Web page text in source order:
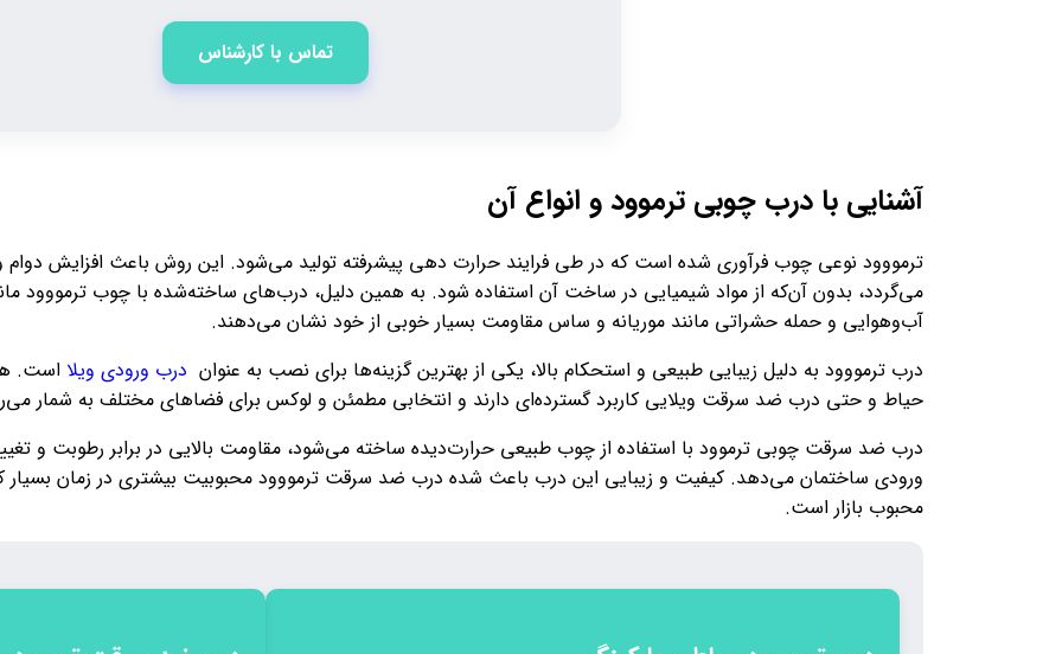
تماس با کارشناس
آشنایی با درب چوبی ترموود و انواع آن
ترمووود نوعی چوب فرآوری‌ شده است که در طی فرایند حرارت‌ دهی پیشرفته تولید می‌شود. این روش باعث افزایش دوام
می‌گردد، بدون آن‌که از مواد شیمیایی در ساخت آن استفاده شود. به همین دلیل، درب‌های ساخته‌شده با چوب ترمووود
آب‌وهوایی و حمله حشراتی مانند موریانه و ساس مقاومت بسیار خوبی از خود نشان می‌دهند.
درب ترمووود به دلیل زیبایی طبیعی و استحکام بالا، یکی از بهترین گزینه‌ها برای نصب به عنوان درب ورودی ویلا است.
حیاط و حتی درب ضد سرقت ویلایی کاربرد گسترده‌ای دارند و انتخابی مطمئن و لوکس برای فضاهای مختلف به شمار
درب ضد سرقت چوبی ترموود با استفاده از چوب طبیعی حرارت‌دیده ساخته می‌شود، مقاومت بالایی در برابر رطوبت و
ورودی ساختمان می‌دهد. کیفیت و زیبایی این درب باعث شده درب ضد سرقت ترمووود محبوبیت بیشتری در زمان بسیار
محبوب بازار است.